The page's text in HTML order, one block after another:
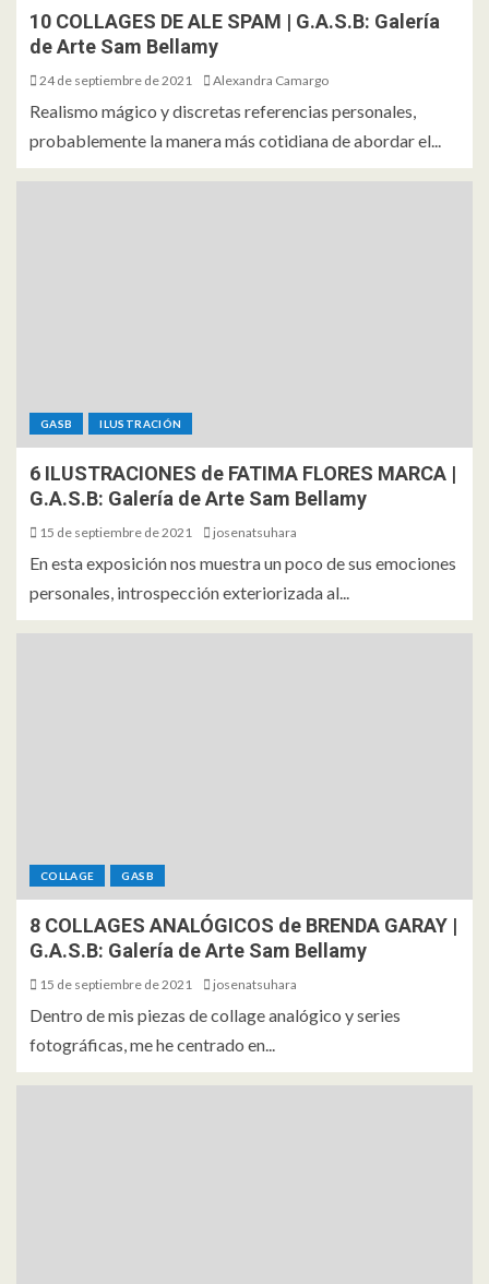
10 COLLAGES DE ALE SPAM | G.A.S.B: Galería
de Arte Sam Bellamy
24 de septiembre de 2021 Alexandra Camargo
Realismo mágico y discretas referencias personales,
probablemente la manera más cotidiana de abordar el...
GASB ILUSTRACIÓN
6 ILUSTRACIONES de FATIMA FLORES MARCA |
G.A.S.B: Galería de Arte Sam Bellamy
15 de septiembre de 2021 josenatsuhara
En esta exposición nos muestra un poco de sus emociones
personales, introspección exteriorizada al...
COLLAGE GASB
8 COLLAGES ANALÓGICOS de BRENDA GARAY |
G.A.S.B: Galería de Arte Sam Bellamy
15 de septiembre de 2021 josenatsuhara
Dentro de mis piezas de collage analógico y series
fotográficas, me he centrado en...